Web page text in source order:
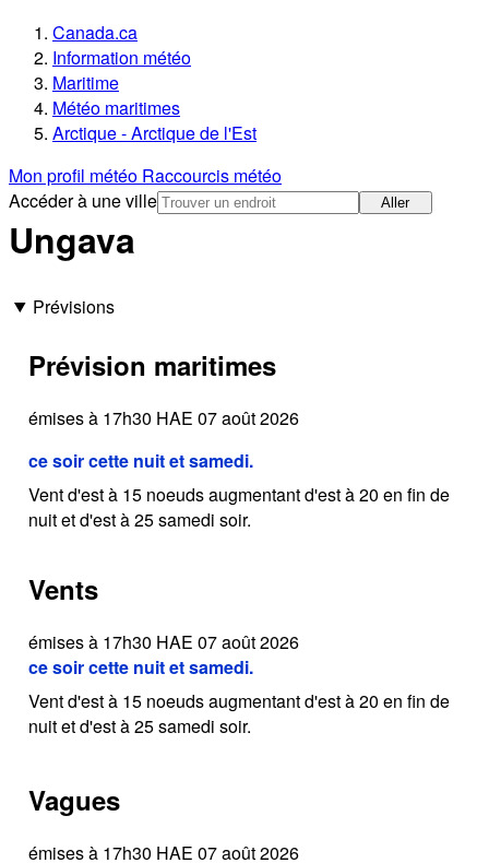
Canada.ca
Information météo
Maritime
Météo maritimes
Arctique - Arctique de l'Est
Mon profil météo Raccourcis météo
Accéder à une ville
Aller
Ungava
Prévisions
Prévision maritimes
émises à 17h30 HAE 07 août 2026
ce soir cette nuit et samedi.
Vent d'est à 15 noeuds augmentant d'est à 20 en fin de
nuit et d'est à 25 samedi soir.
Vents
émises à 17h30 HAE 07 août 2026
ce soir cette nuit et samedi.
Vent d'est à 15 noeuds augmentant d'est à 20 en fin de
nuit et d'est à 25 samedi soir.
Vagues
émises à 17h30 HAE 07 août 2026